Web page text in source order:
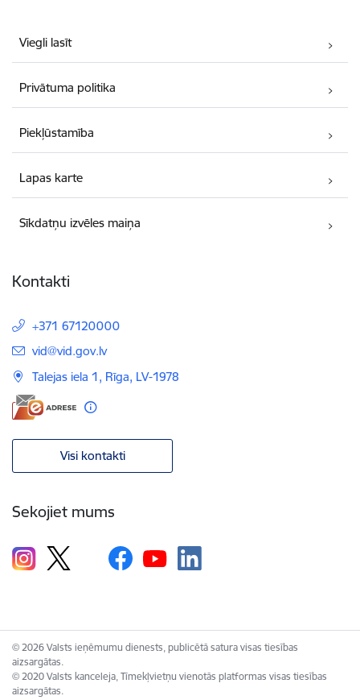
Viegli lasīt
Privātuma politika
Piekļūstamība
Lapas karte
Sīkdatņu izvēles maiņa
Kontakti
+371 67120000
E-pasts:
vid@vid.gov.lv
Talejas iela 1, Rīga, LV-1978
Visi kontakti
Sekojiet mums
© 2026 Valsts ieņēmumu dienests, publicētā satura visas tiesības
aizsargātas.
© 2020 Valsts kanceleja, Tīmekļvietņu vienotās platformas visas tiesības
aizsargātas.